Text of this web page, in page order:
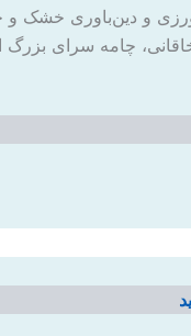
و دین‌باوری خشک
چامه سرای